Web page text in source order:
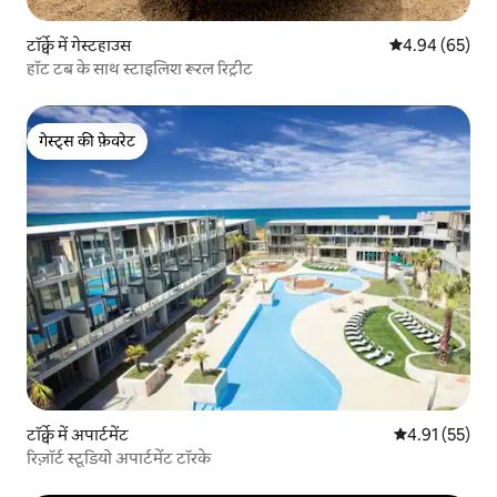
टॉर्क्वे में गेस्टहाउस औसत रेटिंग 5 में
4.94 (65)
हॉट टब के साथ स्टाइलिश रूरल रिट्रीट
गेस्ट्स की फ़ेवरेट
गेस्ट्स की फ़ेवरेट
टॉर्क्वे में अपार्टमेंट औसत रेटिंग 5 में
4.91 (55)
रिज़ॉर्ट स्टूडियो अपार्टमेंट टॉरके